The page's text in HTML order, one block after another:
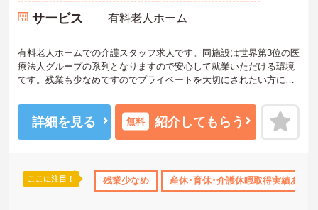
サポート 研修制度あり 産休･育休･介護休暇取得実績あり
サービス 有料老人ホーム
有料老人ホームでの介護スタッフ求人です。同施設は世界第3位の医
療法人グループの系列となりますので安心して就業いただける環境
です。残業も少なめですのでプライベートを大切にされたい方にも
細などお話いたしますのでお気軽にお問い合わせ下さい。
詳細を見る 無料 紹介してもらう
ここに注目！ 残業少なめ 産休･育休･介護休暇取得実績あり